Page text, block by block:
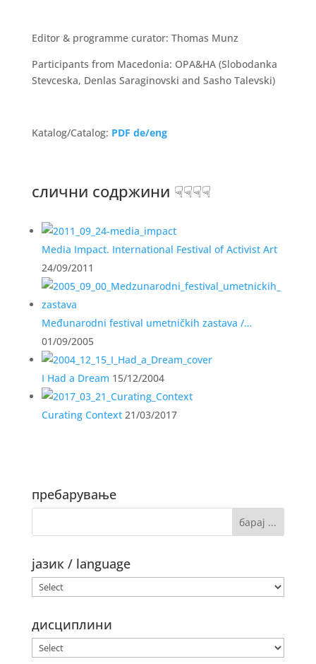
Editor & programme curator: Thomas Munz
Participants from Macedonia: OPA&HA (Slobodanka
Stevceska, Denlas Saraginovski and Sasho Talevski)
Katalog/Catalog: PDF de/eng
слични содржини ☟☟☟☟
Media Impact. International Festival of Activist Art
24/09/2011
Međunarodni festival umetničkih zastava /…
01/09/2005
I Had a Dream 15/12/2004
Curating Context21/03/2017
пребарување
јазик / language
дисциплини